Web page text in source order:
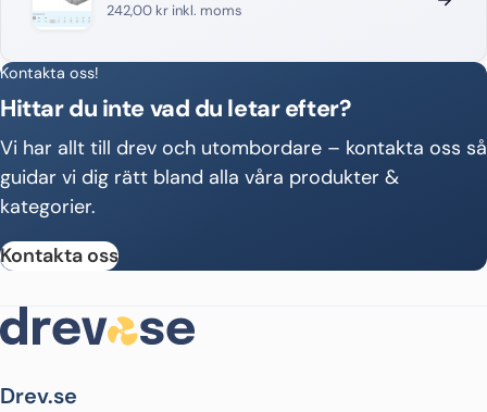
242,00 kr inkl. moms
Kontakta oss!
Hittar du inte vad du letar efter?
Vi har allt till drev och utombordare – kontakta oss så
guidar vi dig rätt bland alla våra produkter &
kategorier.
Kontakta oss
Drev.se